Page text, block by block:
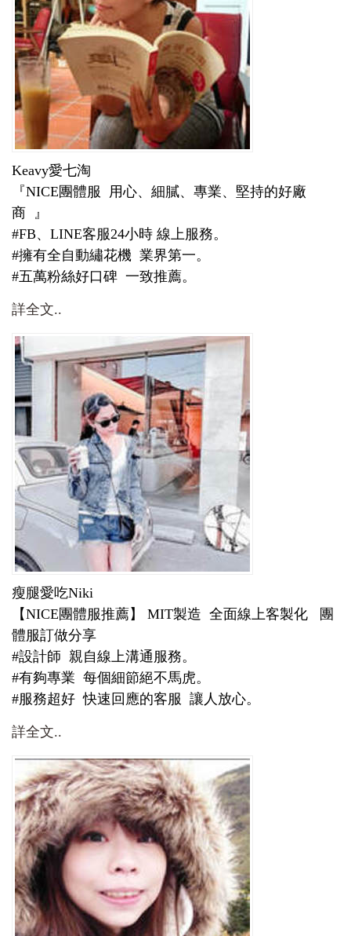
Keavy愛七淘
『NICE團體服 用心、細膩、專業、堅持的好廠
商 』
#FB、LINE客服24小時 線上服務。
#擁有全自動繡花機 業界第一。
#五萬粉絲好口碑 一致推薦。
詳全文..
瘦腿愛吃Niki
【NICE團體服推薦】 MIT製造 全面線上客製化 團
體服訂做分享
#設計師 親自線上溝通服務。
#有夠專業 每個細節絕不馬虎。
#服務超好 快速回應的客服 讓人放心。
詳全文..